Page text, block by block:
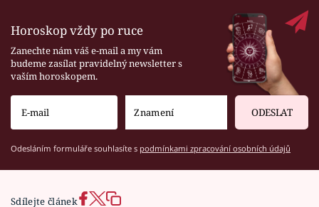
Horoskop vždy po ruce
Zanechte nám váš e-mail a my vám
budeme zasílat pravidelný newsletter s
vaším horoskopem.
ODESLAT
Odesláním formuláře souhlasíte s podmínkami zpracování osobních údajů
Sdílejte článek